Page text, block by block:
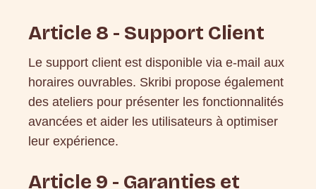
Article 8 - Support Client
Le support client est disponible via e-mail aux
horaires ouvrables. Skribi propose également
des ateliers pour présenter les fonctionnalités
avancées et aider les utilisateurs à optimiser
leur expérience.
Article 9 - Garanties et